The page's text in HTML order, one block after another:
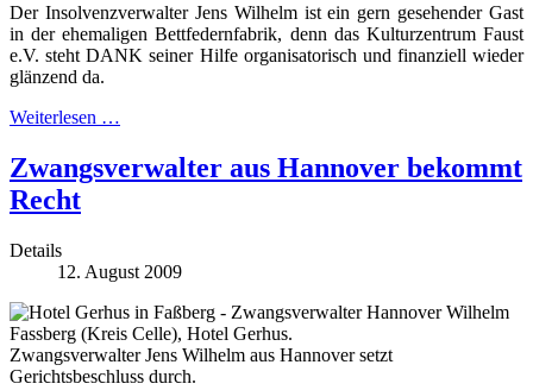
Der Insolvenzverwalter Jens Wilhelm ist ein gern gesehender Gast
in der ehemaligen Bettfedernfabrik, denn das Kulturzentrum Faust
e.V. steht DANK seiner Hilfe organisatorisch und finanziell wieder
glänzend da.
Weiterlesen …
Zwangsverwalter aus Hannover bekommt
Recht
Details
12. August 2009
Fassberg (Kreis Celle), Hotel Gerhus.
Zwangsverwalter Jens Wilhelm aus Hannover setzt
Gerichtsbeschluss durch.